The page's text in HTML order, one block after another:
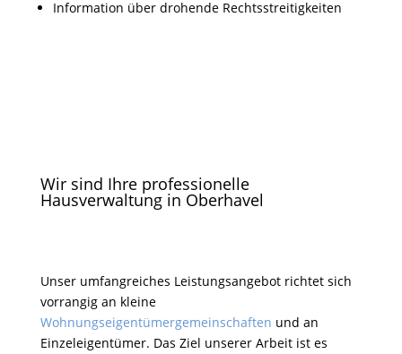
Information über drohende Rechtsstreitigkeiten
Wir sind Ihre professionelle
Hausverwaltung in Oberhavel
Unser umfangreiches Leistungsangebot richtet sich
vorrangig an kleine
Wohnungseigentümergemeinschaften und an
Einzeleigentümer. Das Ziel unserer Arbeit ist es